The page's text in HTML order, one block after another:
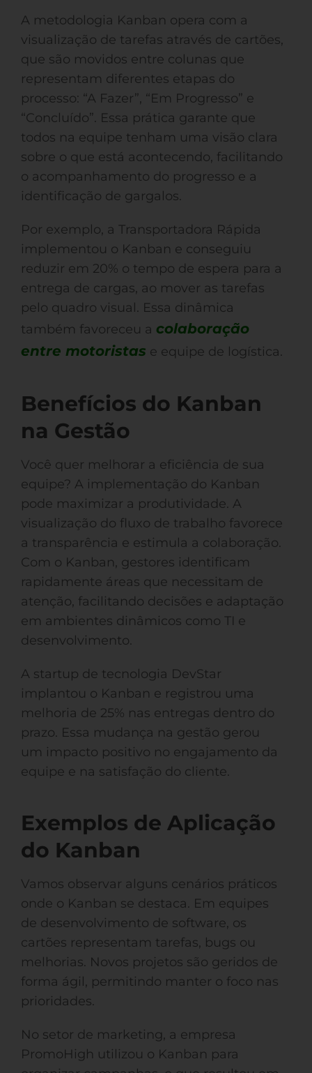
A metodologia Kanban opera com a
visualização de tarefas através de cartões,
que são movidos entre colunas que
representam diferentes etapas do
processo: “A Fazer”, “Em Progresso” e
“Concluído”. Essa prática garante que
todos na equipe tenham uma visão clara
sobre o que está acontecendo, facilitando
o acompanhamento do progresso e a
identificação de gargalos.
Por exemplo, a Transportadora Rápida
implementou o Kanban e conseguiu
reduzir em 20% o tempo de espera para a
entrega de cargas, ao mover as tarefas
pelo quadro visual. Essa dinâmica
também favoreceu a colaboração
entre motoristas e equipe de logística.
Benefícios do Kanban
na Gestão
Você quer melhorar a eficiência de sua
equipe? A implementação do Kanban
pode maximizar a produtividade. A
visualização do fluxo de trabalho favorece
a transparência e estimula a colaboração.
Com o Kanban, gestores identificam
rapidamente áreas que necessitam de
atenção, facilitando decisões e adaptação
em ambientes dinâmicos como TI e
desenvolvimento.
A startup de tecnologia DevStar
implantou o Kanban e registrou uma
melhoria de 25% nas entregas dentro do
prazo. Essa mudança na gestão gerou
um impacto positivo no engajamento da
equipe e na satisfação do cliente.
Exemplos de Aplicação
do Kanban
Vamos observar alguns cenários práticos
onde o Kanban se destaca. Em equipes
de desenvolvimento de software, os
cartões representam tarefas, bugs ou
melhorias. Novos projetos são geridos de
forma ágil, permitindo manter o foco nas
prioridades.
No setor de marketing, a empresa
PromoHigh utilizou o Kanban para